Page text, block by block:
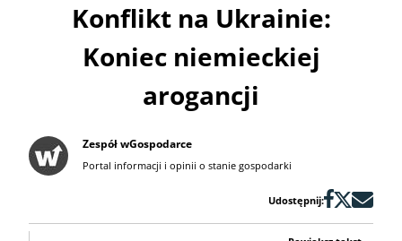
Konflikt na Ukrainie:
Koniec niemieckiej
arogancji
Zespół wGospodarce
Portal informacji i opinii o stanie gospodarki
Udostępnij: